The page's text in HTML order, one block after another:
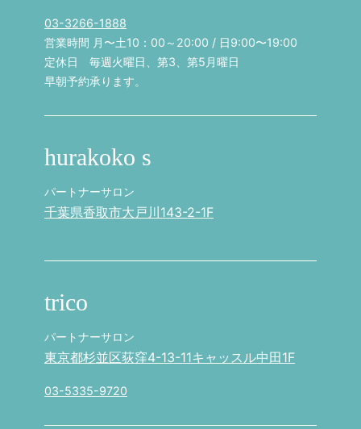
03-3266-1888
営業時間 月〜土10：00～20:00 / 日9:00〜19:00
定休日 毎週火曜日、第3、第5月曜日
早朝予約承ります。
hurakoko s
パートナーサロン
千葉県香取市大戸川143-2-1F
trico
パートナーサロン
東京都杉並区荻窪4-13-11キャッスル中田1F
03-5335-9720